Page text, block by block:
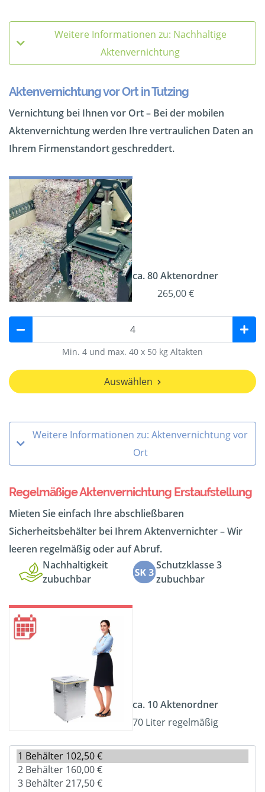
Weitere Informationen zu: Nachhaltige
Aktenvernichtung
Aktenvernichtung vor Ort in Tutzing
Vernichtung bei Ihnen vor Ort – Bei der mobilen
Aktenvernichtung werden Ihre vertraulichen Daten an
Ihrem Firmenstandort geschreddert.
ca. 80 Aktenordner
265,00 €
Min. 4 und max. 40 x 50 kg Altakten
Auswählen
Weitere Informationen zu: Aktenvernichtung vor
Ort
Regelmäßige Aktenvernichtung Erstaufstellung
Mieten Sie einfach Ihre abschließbaren
Sicherheitsbehälter bei Ihrem Aktenvernichter – Wir
leeren regelmäßig oder auf Abruf.
Nachhaltigkeit
zubuchbar
Schutzklasse 3
zubuchbar
ca. 10 Aktenordner
70 Liter regelmäßig